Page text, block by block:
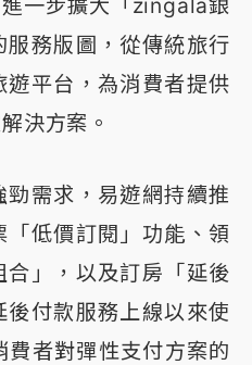
務版圖，從傳統旅行
平台，為消費者提供
決方案。
需求，易遊網持續推
低價訂閱」功能、領
」，以及訂房「延後
付款服務上線以來使
者對彈性支付方案的